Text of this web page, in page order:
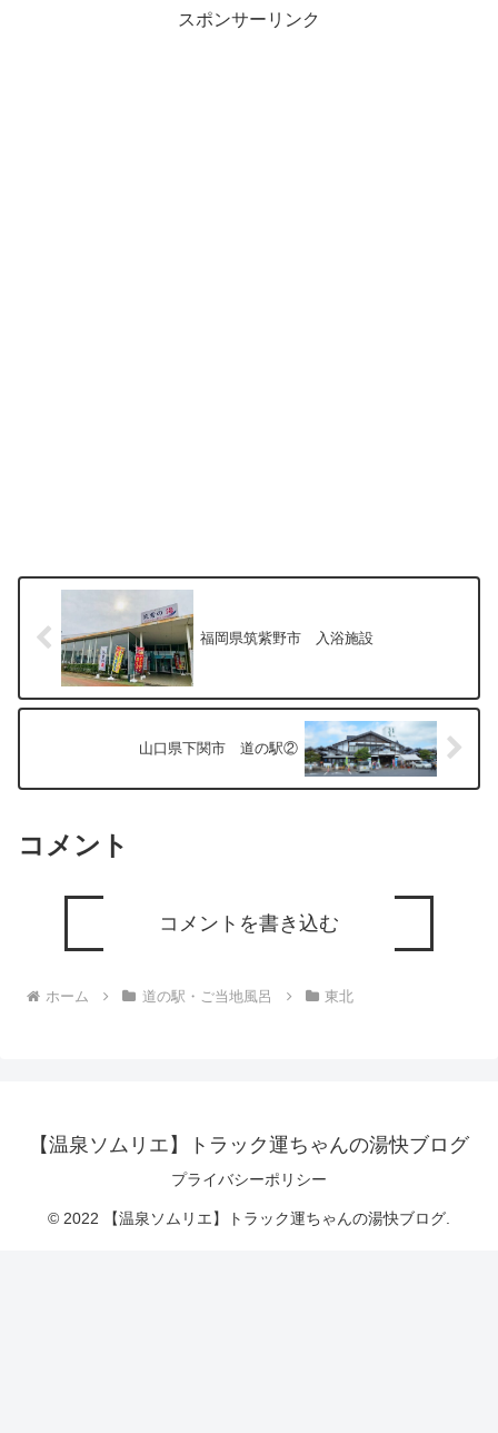
スポンサーリンク
福岡県筑紫野市 入浴施設
山口県下関市 道の駅②
コメント
コメントを書き込む
ホーム 道の駅・ご当地風呂 東北
【温泉ソムリエ】トラック運ちゃんの湯快ブログ
プライバシーポリシー
© 2022 【温泉ソムリエ】トラック運ちゃんの湯快ブログ.